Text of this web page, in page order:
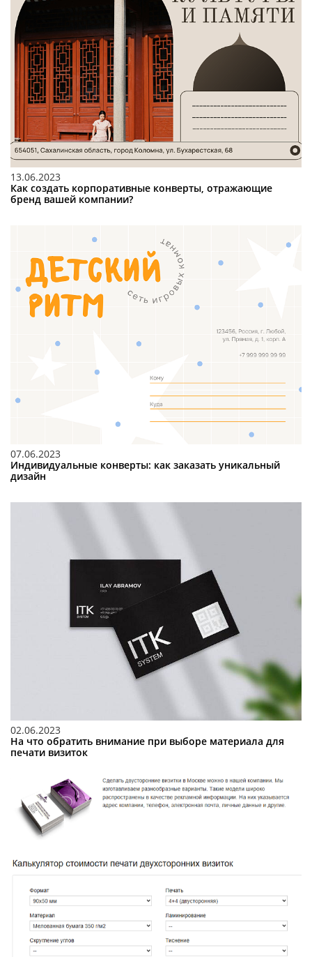
13.06.2023
Как создать корпоративные конверты, отражающие
бренд вашей компании?
07.06.2023
Индивидуальные конверты: как заказать уникальный
дизайн
02.06.2023
На что обратить внимание при выборе материала для
печати визиток